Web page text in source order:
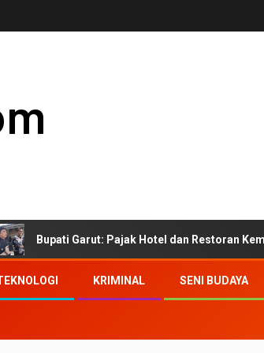
Garut: Pajak Hotel dan Restoran Kembali ke
KRIMINAL SENI BUDAYA